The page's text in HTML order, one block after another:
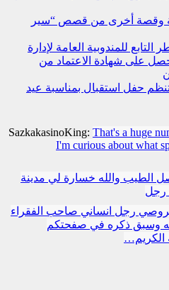
وقصة أخرى من قصص “سير
التابع للمندوبية العامة لإدارة
على شهادة الاعتماد من
حفل استقبال بمناسبة عيد
SazkakasinoKing: That's a huge
I'm curious about what
الطيب والله خسارة لي مدينة
رجل
رجل انساني صاحب الفقراء
وسبق ذكره في صفحتكم
الكريم…